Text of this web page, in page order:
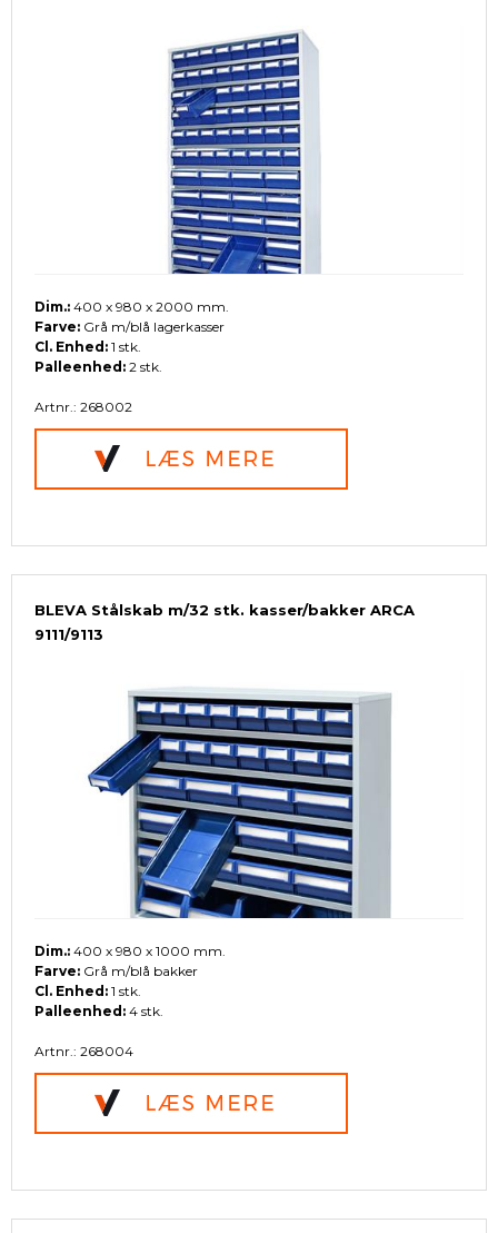
Dim.: 400 x 980 x 2000 mm.
Farve: Grå m/blå lagerkasser
Cl. Enhed: 1 stk.
Palleenhed: 2 stk.
Artnr.: 268002
BLEVA Stålskab m/32 stk. kasser/bakker ARCA
9111/9113
Dim.: 400 x 980 x 1000 mm.
Farve: Grå m/blå bakker
Cl. Enhed: 1 stk.
Palleenhed: 4 stk.
Artnr.: 268004